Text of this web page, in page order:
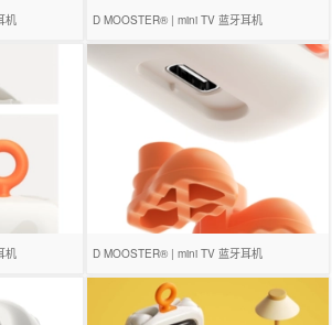
机 D MOOSTER® | mini TV 蓝牙耳机
机 D MOOSTER® | mini TV 蓝牙耳机